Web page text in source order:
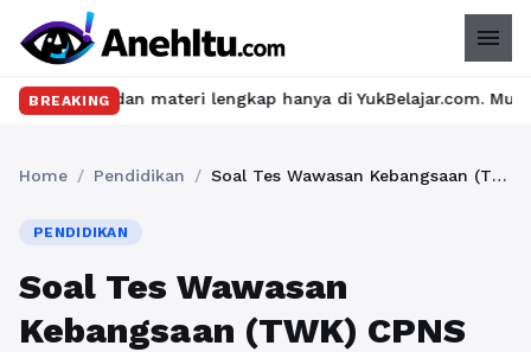
menu
BREAKING
materi lengkap hanya di YukBelajar.com. Mulai langkah
Home / Pendidikan / Soal Tes Wawasan Kebangsaan (TWK) CPNS dan Pembahasannya
PENDIDIKAN
Soal Tes Wawasan
Kebangsaan (TWK) CPNS